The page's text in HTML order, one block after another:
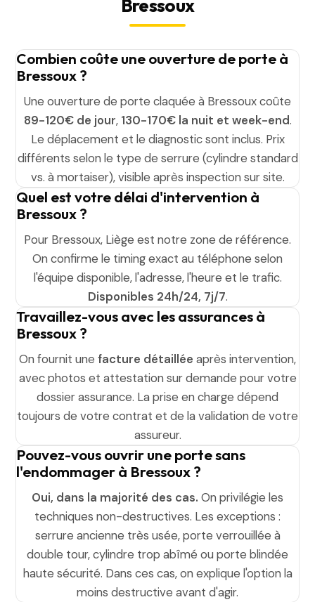
Bressoux
Combien coûte une ouverture de porte à
Bressoux ?
Une ouverture de porte claquée à Bressoux coûte
89-120€ de jour, 130-170€ la nuit et week-end.
Le déplacement et le diagnostic sont inclus. Prix
différents selon le type de serrure (cylindre standard
vs. à mortaiser), visible après inspection sur site.
Quel est votre délai d'intervention à
Bressoux ?
Pour Bressoux, Liège est notre zone de référence.
On confirme le timing exact au téléphone selon
l'équipe disponible, l'adresse, l'heure et le trafic.
Disponibles 24h/24, 7j/7.
Travaillez-vous avec les assurances à
Bressoux ?
On fournit une facture détaillée après intervention,
avec photos et attestation sur demande pour votre
dossier assurance. La prise en charge dépend
toujours de votre contrat et de la validation de votre
assureur.
Pouvez-vous ouvrir une porte sans
l'endommager à Bressoux ?
Oui, dans la majorité des cas. On privilégie les
techniques non-destructives. Les exceptions :
serrure ancienne très usée, porte verrouillée à
double tour, cylindre trop abîmé ou porte blindée
haute sécurité. Dans ces cas, on explique l'option la
moins destructive avant d'agir.